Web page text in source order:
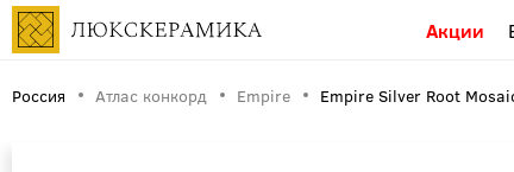
Акции
Россия Атлас конкорд Empire Empire Silver Root